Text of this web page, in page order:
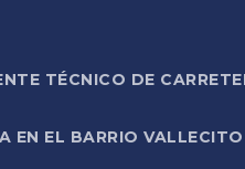
TÉCNICO DE
EN EL BARRIO